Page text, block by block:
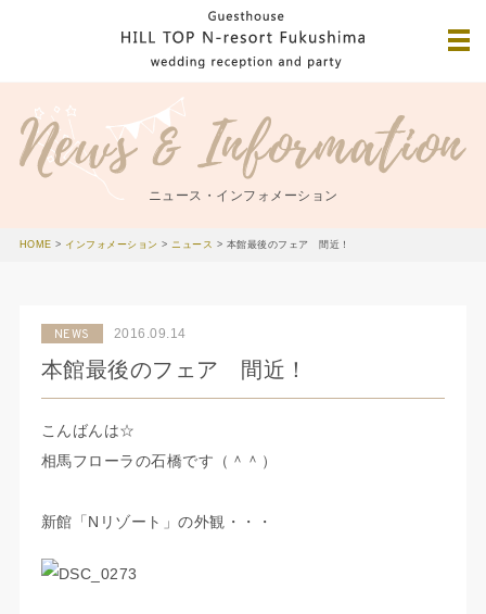
ニュース・インフォメーション
HOME > インフォメーション >ニュース > 本館最後のフェア 間近！
NEWS 2016.09.14
本館最後のフェア 間近！
こんばんは☆
相馬フローラの石橋です（＾＾）
新館「Nリゾート」の外観・・・